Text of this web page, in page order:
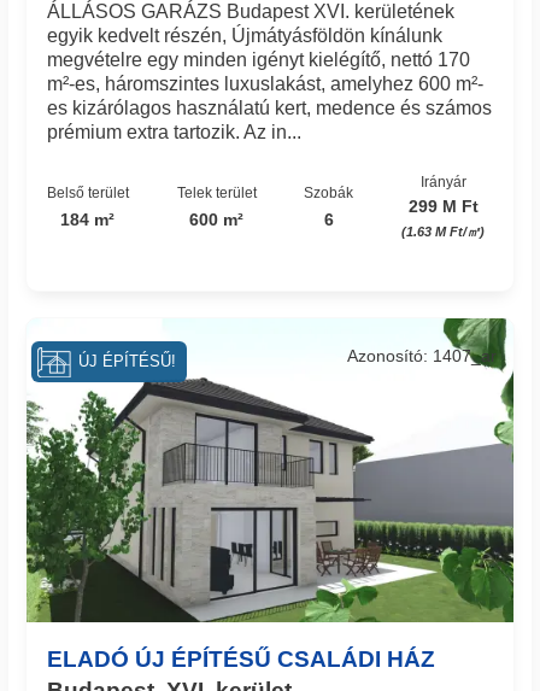
ÁLLÁSOS GARÁZS Budapest XVI. kerületének
egyik kedvelt részén, Újmátyásföldön kínálunk
megvételre egy minden igényt kielégítő, nettó 170
m²-es, háromszintes luxuslakást, amelyhez 600 m²-
es kizárólagos használatú kert, medence és számos
prémium extra tartozik. Az in...
Belső terület
184 m²
Telek terület
600 m²
Szobák
6
Irányár
299 M Ft
(1.63 M Ft/㎡)
ELADÓ ÚJ ÉPÍTÉSŰ CSALÁDI HÁZ
Azonosító: 1407_ar
ÚJ ÉPÍTÉSŰ!